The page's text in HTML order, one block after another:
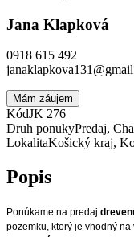
Jana Klapková
0918 615 492
Mám záujem
KódJK 276
Druh ponukyPredaj,
LokalitaKošický kraj,
Popis
Ponúkame na predaj
pozemku, ktorý je vhodný